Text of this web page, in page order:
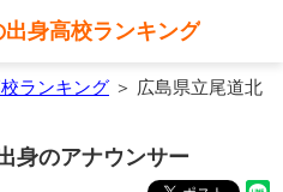
出身高校ランキング
ランキング ＞ 広島県立尾道北
身のアナウンサー